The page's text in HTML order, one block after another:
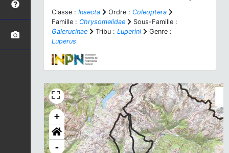
Classe : Insecta Ordre : Coleoptera
Famille : Chrysomelidae
Sous-Famille :
Galerucinae
Tribu : Luperini
Genre :
Luperus
+
-